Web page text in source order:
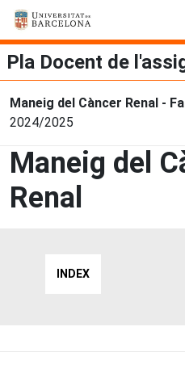
Pla Docent de
Maneig del Càncer Renal -
2024/2025
Maneig del
Renal
INDEX